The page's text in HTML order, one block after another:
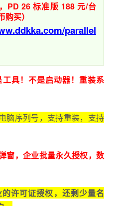
PD 26 标准版 188 元/台
购买）
parallel
具！不是启动器！重装系
脑序列号，支持重装，支持
窗，企业批量永久授权，数
许可证授权，还剩少量名